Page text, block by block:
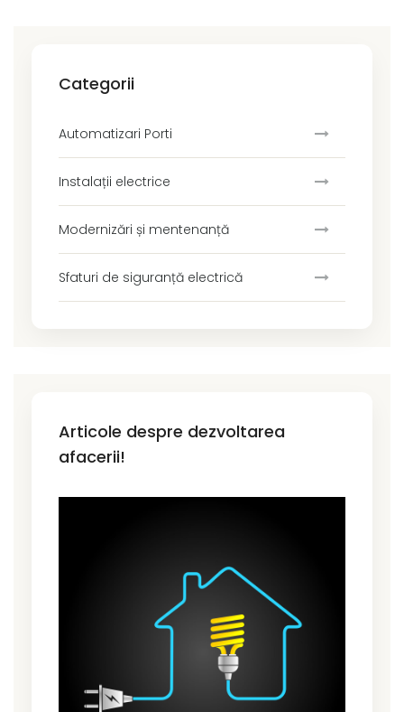
Categorii
Automatizari Porti
Instalații electrice
Modernizări și mentenanță
Sfaturi de siguranță electrică
Articole despre dezvoltarea
afacerii!